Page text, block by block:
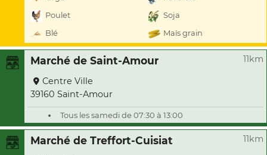
Poulet
Soja
Blé
Maïs grain
Marché de Saint-Amour 11km
Centre Ville
39160 Saint-Amour
Tous les samedi de 07:30 à 13:00
Marché de Treffort-Cuisiat 11km